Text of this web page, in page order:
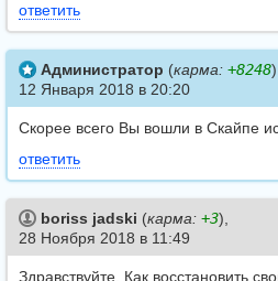
ответить
Администратор (карма: +8248),
12 Января 2018 в 20:20
Скорее всего Вы вошли в Скайпе
ответить
boriss jadski (карма: +3),
28 Ноября 2018 в 11:49
Здравствуйте. Как восстановить